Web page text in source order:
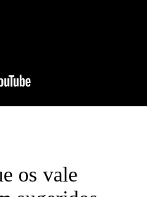
os vale